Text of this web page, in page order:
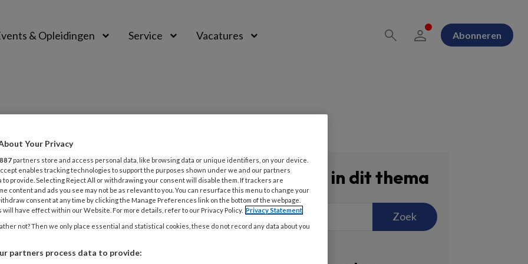
& Opleidingen Service Vacatures Abonneren
MAGAZINE VERPLEEGKUNDIG ONDERZOEK
| Kennis en uitvoering over iv
infuustherapie vraagt om duidelijke
Zoeken in dit thema
Zoek
Your Privacy
887 partners store and access personal data, like browsing data or unique identifiers, on your device.
enables tracking technologies to support the purposes shown under we and our partners
to provide. Selecting Reject All or withdrawing your consent will disable them. If trackers are
content and ads you see may not be as relevant to you. You can resurface this menu to change your
consent at any time by clicking the Manage Preferences link on the bottom of the webpage.
will have effect within our Website. For more details, refer to our Privacy Policy. Privacy Statement
not? Then we only place essential and statistical cookies, these do not record any data about you
partners process data to provide: